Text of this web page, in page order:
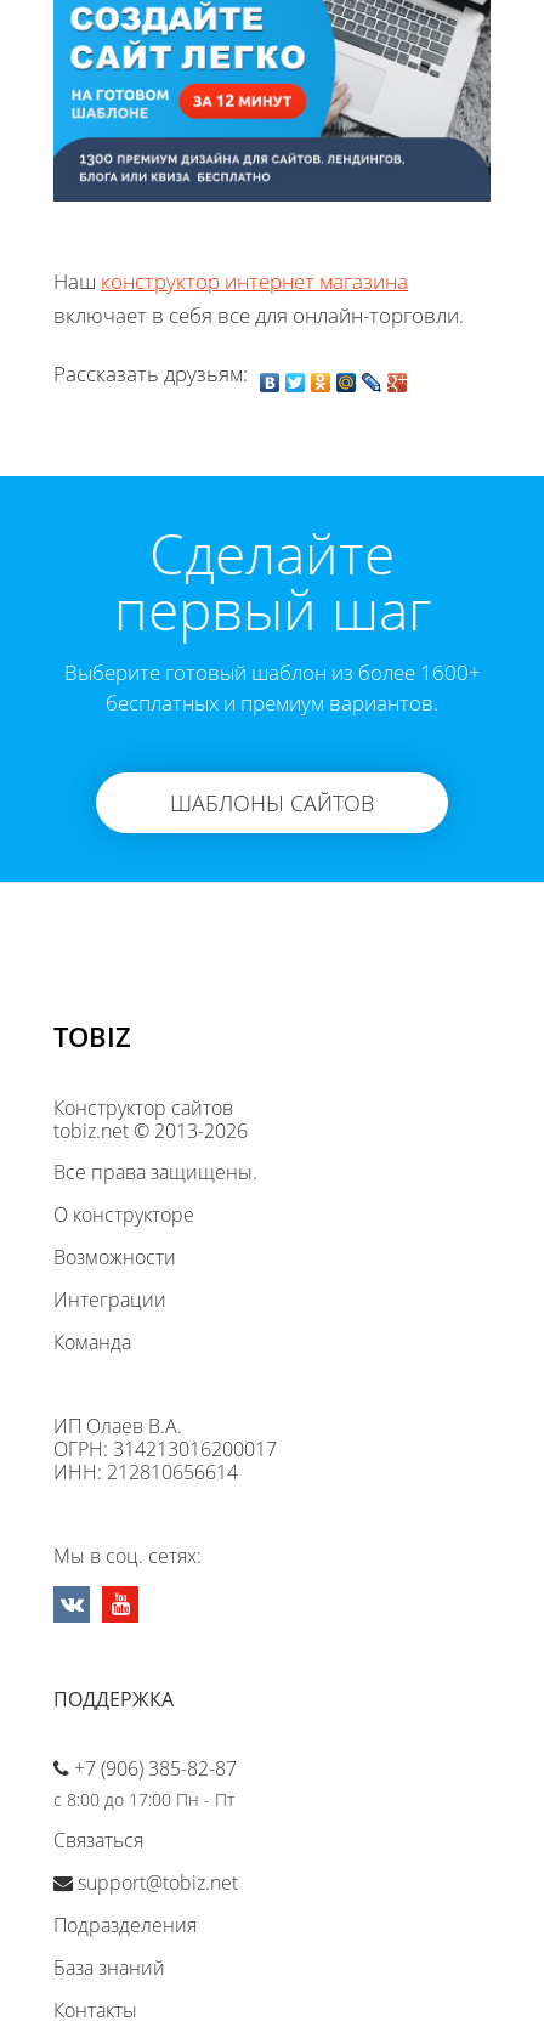
Наш конструктор интернет магазина
включает в себя все для онлайн-торговли.
Рассказать друзьям:
Cделайте
первый шаг
Выберите готовый шаблон из более 1600+
бесплатных и премиум вариантов.
ШАБЛОНЫ САЙТОВ
TOBIZ
Конструктор сайтов
tobiz.net © 2013-2026
Все права защищены.
О конструкторе
Возможности
Интеграции
Команда
ИП Олаев В.А.
ОГРН: 314213016200017
ИНН: 212810656614
Мы в соц. сетях:
ПОДДЕРЖКА
+7 (906) 385-82-87
с 8:00 до 17:00 Пн - Пт
Связаться
support@tobiz.net
Подразделения
База знаний
Контакты